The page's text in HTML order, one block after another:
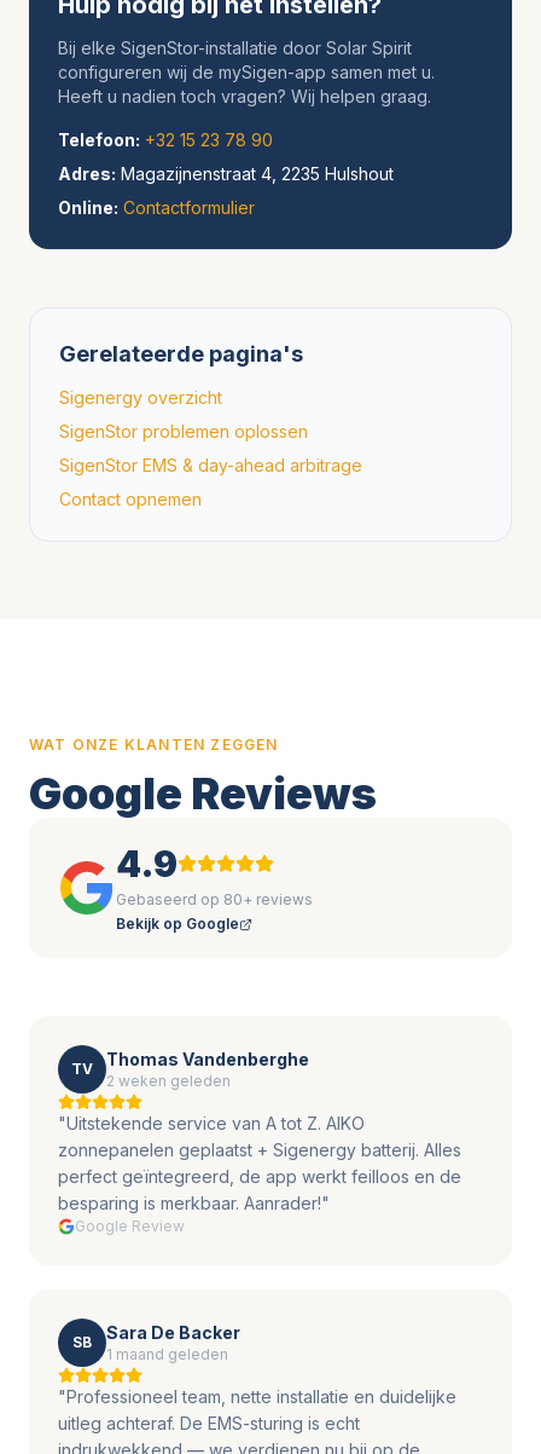
Bij elke SigenStor-installatie door Solar Spirit
configureren wij de mySigen-app samen met u.
Heeft u nadien toch vragen? Wij helpen graag.
Telefoon: +32 15 23 78 90
Adres: Magazijnenstraat 4, 2235 Hulshout
Online: Contactformulier
Gerelateerde pagina's
Sigenergy overzicht
SigenStor problemen oplossen
SigenStor EMS & day-ahead arbitrage
Contact opnemen
WAT ONZE KLANTEN ZEGGEN
Google Reviews
4.9
Gebaseerd op 80+ reviews
Bekijk op Google
TV Thomas Vandenberghe
2 weken geleden
"Uitstekende service van A tot Z. AIKO
zonnepanelen geplaatst + Sigenergy batterij. Alles
perfect geïntegreerd, de app werkt feilloos en de
besparing is merkbaar. Aanrader!"
Google Review
SB Sara De Backer
1 maand geleden
"Professioneel team, nette installatie en duidelijke
uitleg achteraf. De EMS-sturing is echt
indrukwekkend — we verdienen nu bij op de